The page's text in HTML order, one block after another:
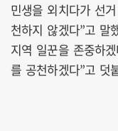
민생을 외치다가 선
천하지 않겠다”고 말
지역 일꾼을 존중하
를 공천하겠다”고 덧